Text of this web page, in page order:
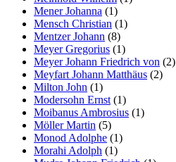
Mener Johanna (1)
Mensch Christian (1)
Mentzer Johann (8)
Meyer Gregorius (1)
Meyer Johann Friedrich von (2)
Meyfart Johann Matthäus (2)
Milton John (1)
Modersohn Ernst (1)
Moibanus Ambrosius (1)
Möller Martin (5)
Monod Adolphe (1)
Morahi Adolph (1)